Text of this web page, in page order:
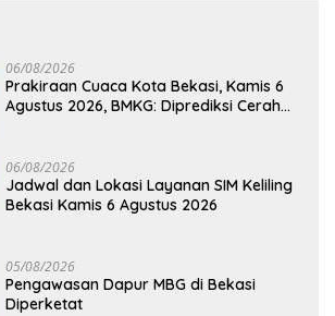
06/08/2026
Prakiraan Cuaca Kota Bekasi, Kamis 6
Agustus 2026, BMKG: Diprediksi Cerah
06/08/2026
Jadwal dan Lokasi Layanan SIM Keliling
Bekasi Kamis 6 Agustus 2026
05/08/2026
Pengawasan Dapur MBG di Bekasi
Diperketat